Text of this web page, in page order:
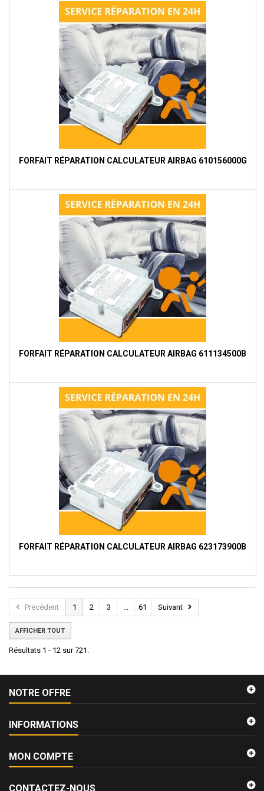
FORFAIT RÉPARATION CALCULATEUR AIRBAG 610156000G
FORFAIT RÉPARATION CALCULATEUR AIRBAG 611134500B
FORFAIT RÉPARATION CALCULATEUR AIRBAG 623173900B
Précédent 1 2 3 ... 61 Suivant
AFFICHER TOUT
Résultats 1 - 12 sur 721.
NOTRE OFFRE
INFORMATIONS
MON COMPTE
CONTACTEZ-NOUS